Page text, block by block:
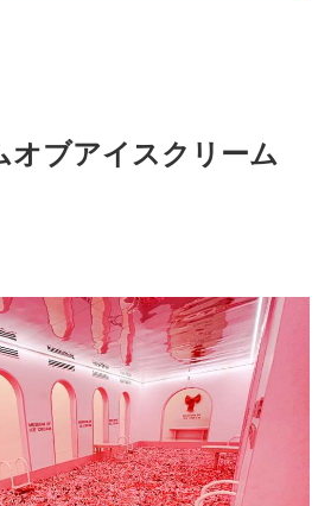
オブアイスクリーム